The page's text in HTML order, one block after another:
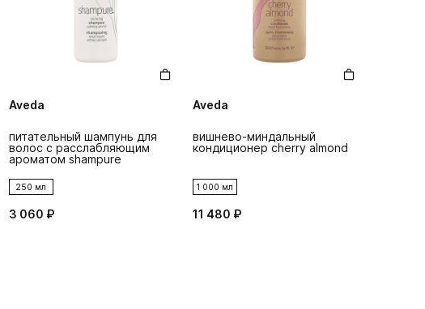
Aveda
питательный шампунь для
волос с расслабляющим
ароматом shampure
250 мл
3 060 ₽
Aveda
вишнево-миндальный
кондиционер cherry almond
1 000 мл
11 480 ₽